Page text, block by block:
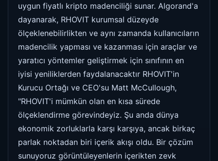
uygun fiyatlı kripto madenciliği sunar. Algorand'a
dayanarak, RHOVIT kurumsal düzeyde
ölçeklenebilirlikten ve aynı zamanda kullanıcıların
madencilik yapması ve kazanması için araçlar ve
yaratıcı yöntemler geliştirmek için sınıfının en
iyisi yeniliklerden faydalanacaktır RHOVIT'in
Kurucu Ortağı ve CEO'su Matt McCullough,
"RHOVIT'i mümkün olan en kısa sürede
ölçeklendirme görevindeyiz. Şu anda dünya
ekonomik zorluklarla karşı karşıya, ancak birkaç
parlak noktadan biri içerik akışı oldu. Bir çözüm
sunuyoruz görüntüleyenlerin içerikten zevk